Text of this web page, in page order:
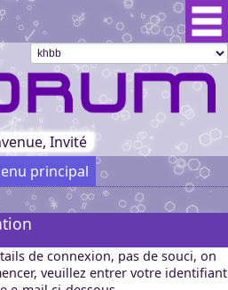
forum
Invité
principal
de connexion, pas de souci, on
veuillez entrer votre identifiant